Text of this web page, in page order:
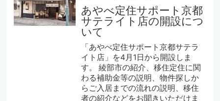
あやべ定住サポート京都
サテライト店の開設につ
いて
「あやべ定住サポート京都サテラ
イト店」を4月1日から開設しま
す。 綾部市の紹介、移住定住に関
わる補助金等の説明、物件探しか
らご入居までの流れの説明、移住
者の紹介などをお聞きいただけま